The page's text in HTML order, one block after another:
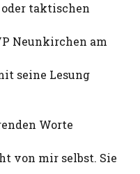
taktischen
Neunkirchen am
seine Lesung
Worte
von mir selbst. Sie